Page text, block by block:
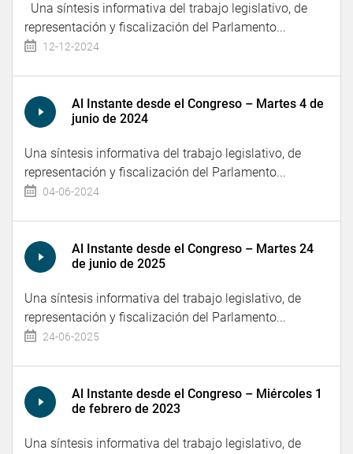
Una síntesis informativa del trabajo legislativo, de
representación y fiscalización del Parlamento...
12-12-2024
Al Instante desde el Congreso – Martes 4 de
junio de 2024
Una síntesis informativa del trabajo legislativo, de
representación y fiscalización del Parlamento...
04-06-2024
Al Instante desde el Congreso – Martes 24
de junio de 2025
Una síntesis informativa del trabajo legislativo, de
representación y fiscalización del Parlamento...
24-06-2025
Al Instante desde el Congreso – Miércoles 1
de febrero de 2023
Una síntesis informativa del trabajo legislativo, de